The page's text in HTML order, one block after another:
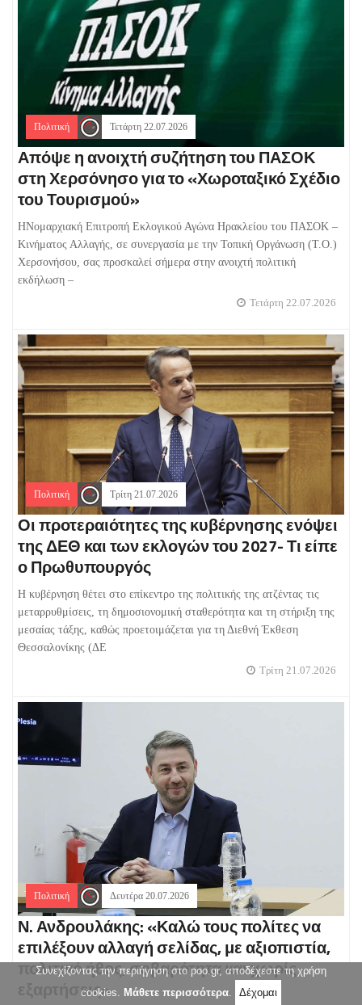
Πολιτική Τετάρτη 22.07.2026
Απόψε η ανοιχτή συζήτηση του ΠΑΣΟΚ
στη Χερσόνησο για το «Χωροταξικό Σχέδιο
του Τουρισμού»
HΝομαρχιακή Επιτροπή Εκλογικού Αγώνα Ηρακλείου του ΠΑΣΟΚ –
Κινήματος Αλλαγής, σε συνεργασία με την Τοπική Οργάνωση (Τ.Ο.)
Χερσονήσου, σας προσκαλεί σήμερα στην ανοιχτή πολιτική
εκδήλωση –
Τετάρτη 22.07.2026
Πολιτική Τρίτη 21.07.2026
Οι προτεραιότητες της κυβέρνησης ενόψει
της ΔΕΘ και των εκλογών του 2027- Τι είπε
ο Πρωθυπουργός
Η κυβέρνηση θέτει στο επίκεντρο της πολιτικής της ατζέντας τις
μεταρρυθμίσεις, τη δημοσιονομική σταθερότητα και τη στήριξη της
μεσαίας τάξης, καθώς προετοιμάζεται για τη Διεθνή Έκθεση
Θεσσαλονίκης (ΔΕ
Τρίτη 21.07.2026
Πολιτική Δευτέρα 20.07.2026
Ν. Ανδρουλάκης: «Καλώ τους πολίτες να
επιλέξουν αλλαγή σελίδας, με αξιοπιστία,
πολιτικό ήθος, σοβαρότητα και χωρίς
εξαρτήσεις»
Συνεχίζοντας την περιήγηση στο poo.gr, αποδέχεστε τη χρήση
cookies. Μάθετε περισσότερα.